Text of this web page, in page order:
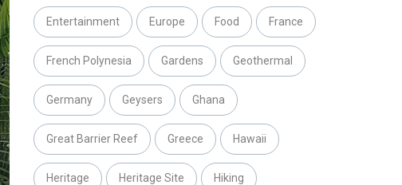
Entertainment Europe Food France
French Polynesia Gardens Geothermal
Germany Geysers Ghana
Great Barrier Reef Greece Hawaii
Heritage Heritage Site Hiking